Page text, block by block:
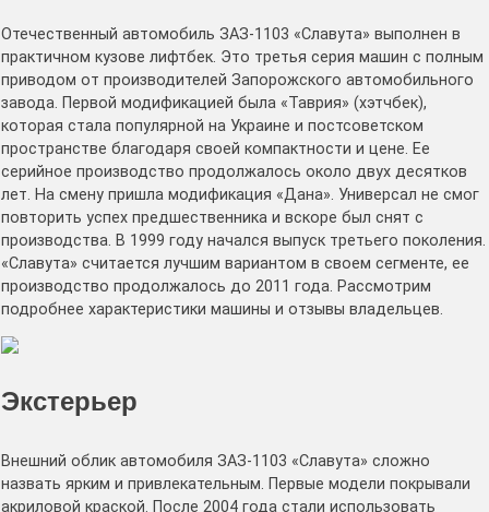
Отечественный автомобиль ЗАЗ-1103 «Славута» выполнен в
практичном кузове лифтбек. Это третья серия машин с полным
приводом от производителей Запорожского автомобильного
завода. Первой модификацией была «Таврия» (хэтчбек),
которая стала популярной на Украине и постсоветском
пространстве благодаря своей компактности и цене. Ее
серийное производство продолжалось около двух десятков
лет. На смену пришла модификация «Дана». Универсал не смог
повторить успех предшественника и вскоре был снят с
производства. В 1999 году начался выпуск третьего поколения.
«Славута» считается лучшим вариантом в своем сегменте, ее
производство продолжалось до 2011 года. Рассмотрим
подробнее характеристики машины и отзывы владельцев.
Экстерьер
Внешний облик автомобиля ЗАЗ-1103 «Славута» сложно
назвать ярким и привлекательным. Первые модели покрывали
акриловой краской. После 2004 года стали использовать